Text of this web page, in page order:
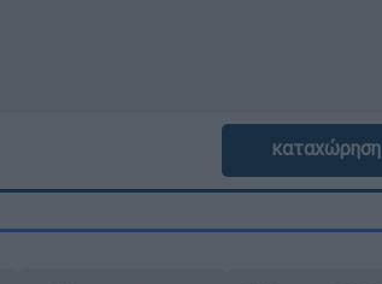
καταχώρηση